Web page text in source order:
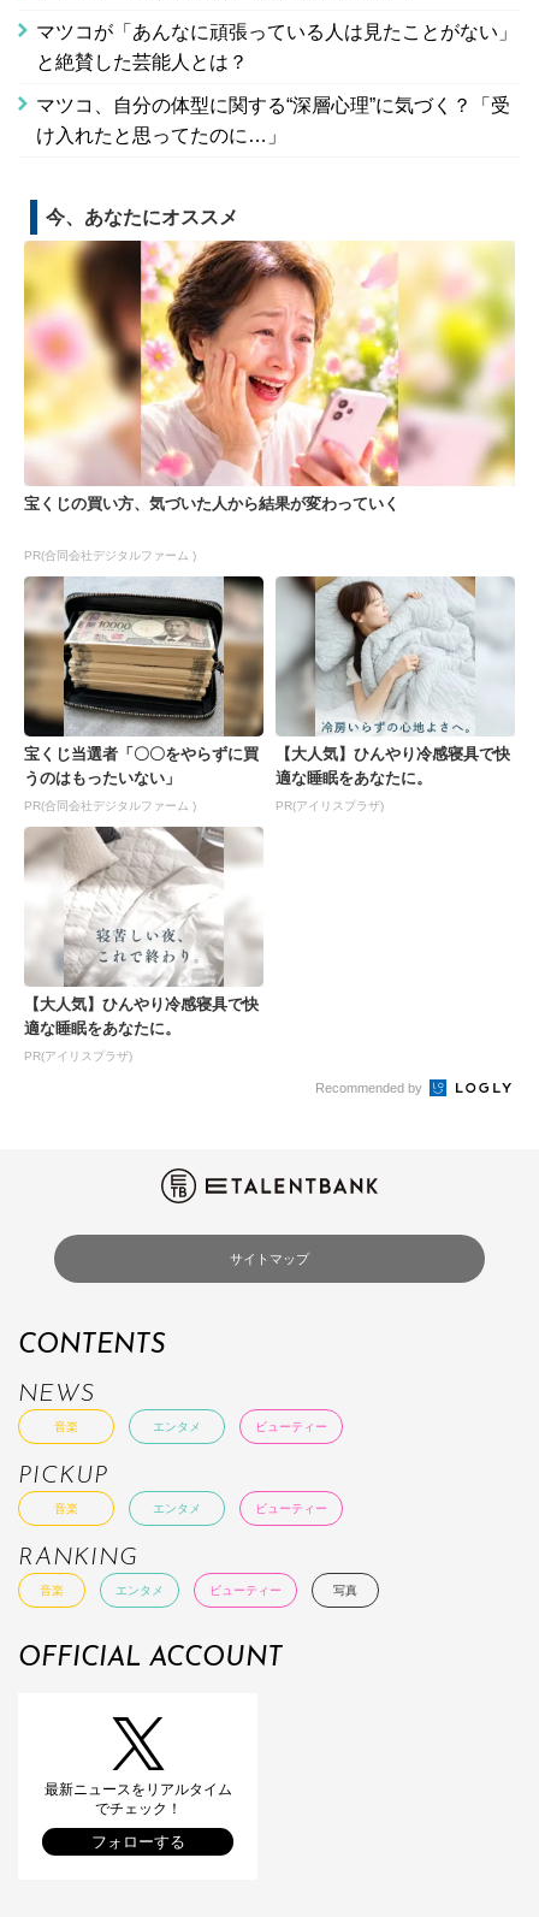
マツコが「あんなに頑張っている人は見たことがない」
と絶賛した芸能人とは？
マツコ、自分の体型に関する“深層心理”に気づく？「受
け入れたと思ってたのに…」
今、あなたにオススメ
宝くじの買い方、気づいた人から結果が変わっていく
PR(合同会社デジタルファーム )
宝くじ当選者「〇〇をやらずに買
うのはもったいない」
PR(合同会社デジタルファーム )
【大人気】ひんやり冷感寝具で快
適な睡眠をあなたに。
PR(アイリスプラザ)
【大人気】ひんやり冷感寝具で快
適な睡眠をあなたに。
PR(アイリスプラザ)
Recommended by
サイトマップ
CONTENTS
NEWS
音楽 エンタメ ビューティー
PICKUP
音楽 エンタメ ビューティー
RANKING
音楽 エンタメ ビューティー 写真
OFFICIAL ACCOUNT
最新ニュースをリアルタイム
でチェック！
フォローする